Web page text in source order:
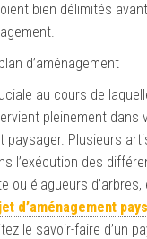
bien délimités
d’aménagement
au cours de
pleinement dans
paysager. Plusieurs
l’exécution des
ou élagueurs
d’aménagement
le savoir-faire d’un